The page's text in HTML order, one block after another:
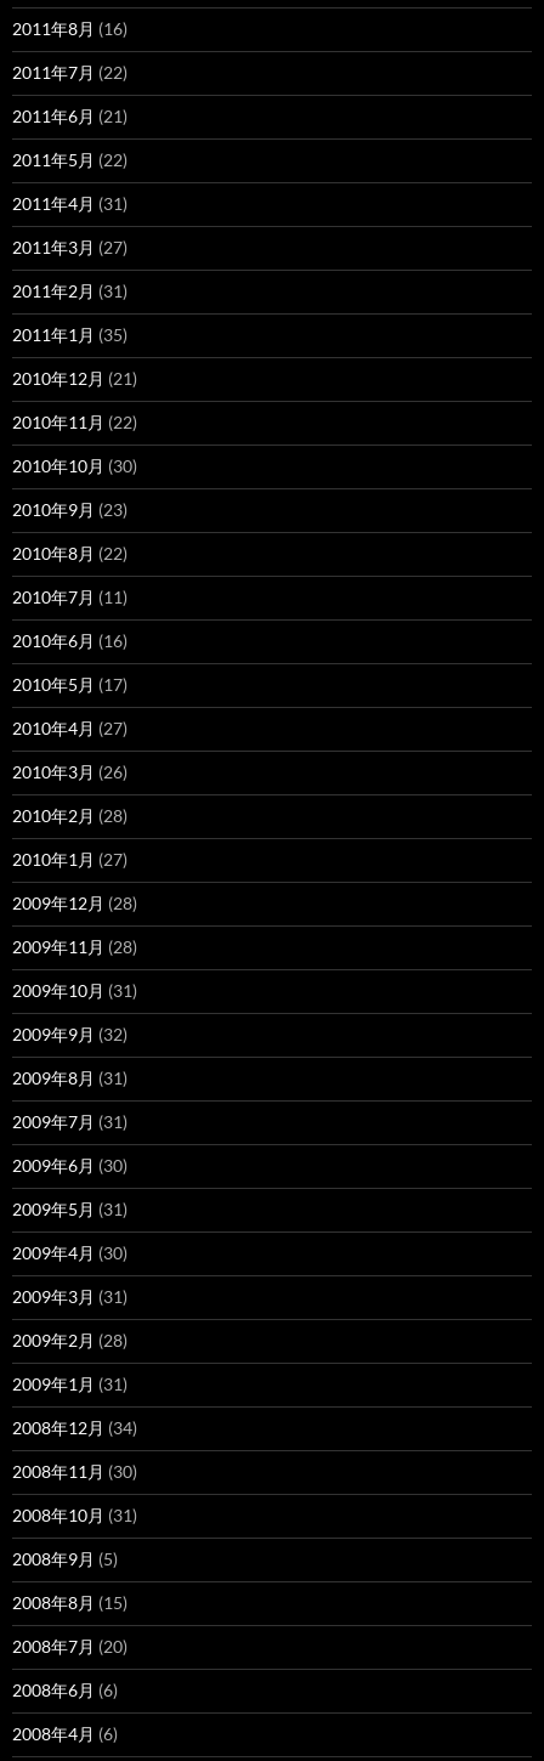
2011年8月 (16)
2011年7月 (22)
2011年6月 (21)
2011年5月 (22)
2011年4月 (31)
2011年3月 (27)
2011年2月 (31)
2011年1月 (35)
2010年12月 (21)
2010年11月 (22)
2010年10月 (30)
2010年9月 (23)
2010年8月 (22)
2010年7月 (11)
2010年6月 (16)
2010年5月 (17)
2010年4月 (27)
2010年3月 (26)
2010年2月 (28)
2010年1月 (27)
2009年12月 (28)
2009年11月 (28)
2009年10月 (31)
2009年9月 (32)
2009年8月 (31)
2009年7月 (31)
2009年6月 (30)
2009年5月 (31)
2009年4月 (30)
2009年3月 (31)
2009年2月 (28)
2009年1月 (31)
2008年12月 (34)
2008年11月 (30)
2008年10月 (31)
2008年9月 (5)
2008年8月 (15)
2008年7月 (20)
2008年6月 (6)
2008年4月 (6)